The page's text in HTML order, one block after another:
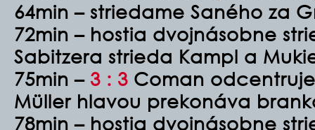
64min – striedame Saného za
72min – hostia dvojnásobne
Sabitzera strieda Kampl a
75min – 3 : 3 Coman
Müller hlavou prekonáva
78min – hostia dvojnásobne